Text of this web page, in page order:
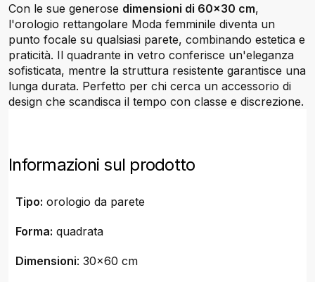
Con le sue generose dimensioni di 60x30 cm,
l'orologio rettangolare Moda femminile diventa un
punto focale su qualsiasi parete, combinando estetica e
praticità. Il quadrante in vetro conferisce un'eleganza
sofisticata, mentre la struttura resistente garantisce una
lunga durata. Perfetto per chi cerca un accessorio di
design che scandisca il tempo con classe e discrezione.
Informazioni sul prodotto
Tipo: orologio da parete
Forma: quadrata
Dimensioni: 30x60 cm